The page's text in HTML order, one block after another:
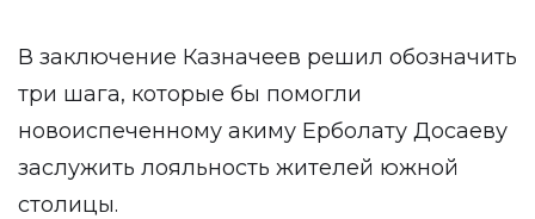
В заключение Казначеев решил обозначить
три шага, которые бы помогли
новоиспеченному акиму Ерболату Досаеву
заслужить лояльность жителей южной
столицы.